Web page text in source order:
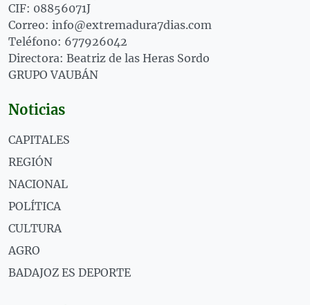
CIF: 08856071J
Correo: info@extremadura7dias.com
Teléfono: 677926042
Directora: Beatriz de las Heras Sordo
GRUPO VAUBÁN
Noticias
CAPITALES
REGIÓN
NACIONAL
POLÍTICA
CULTURA
AGRO
BADAJOZ ES DEPORTE